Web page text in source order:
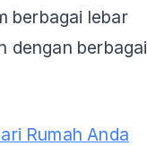
berbagai lebar
dengan berbagai
Rumah Anda